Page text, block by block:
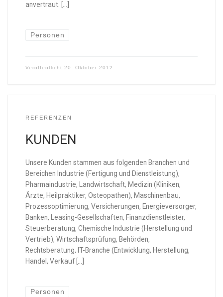
anvertraut. […]
Personen
Veröffentlicht 20. Oktober 2012
REFERENZEN
KUNDEN
Unsere Kunden stammen aus folgenden Branchen und
Bereichen Industrie (Fertigung und Dienstleistung),
Pharmaindustrie, Landwirtschaft, Medizin (Kliniken,
Ärzte, Heilpraktiker, Osteopathen), Maschinenbau,
Prozessoptimierung, Versicherungen, Energieversorger,
Banken, Leasing-Gesellschaften, Finanzdienstleister,
Steuerberatung, Chemische Industrie (Herstellung und
Vertrieb), Wirtschaftsprüfung, Behörden,
Rechtsberatung, IT-Branche (Entwicklung, Herstellung,
Handel, Verkauf […]
Personen